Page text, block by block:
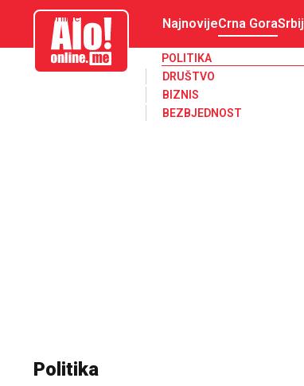
aloonline.me NajnovijeCrna Gora
POLITIKA
DRUŠTVO
BIZNIS
BEZBJEDNOST
Politika